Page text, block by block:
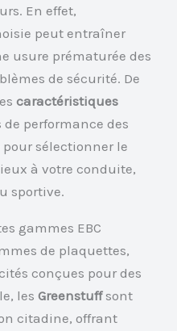
En effet,
peut entraîner
usure prématurée des
de sécurité. De
caractéristiques
de performance des
sélectionner le
à votre conduite,
sportive.
gammes EBC
de plaquettes,
conçues pour des
lesGreenstuffsont
citadine, offrant